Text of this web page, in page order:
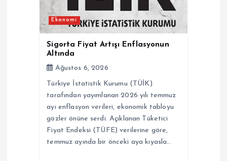
Ekonomi
Sigorta Fiyat Artışı Enflasyonun
Altında
Ağustos 6, 2026
Türkiye İstatistik Kurumu (TÜİK)
tarafından yayımlanan 2026 yılı temmuz
ayı enflasyon verileri, ekonomik tabloyu
gözler önüne serdi. Açıklanan Tüketici
Fiyat Endeksi (TÜFE) verilerine göre,
temmuz ayında bir önceki aya kıyasla…